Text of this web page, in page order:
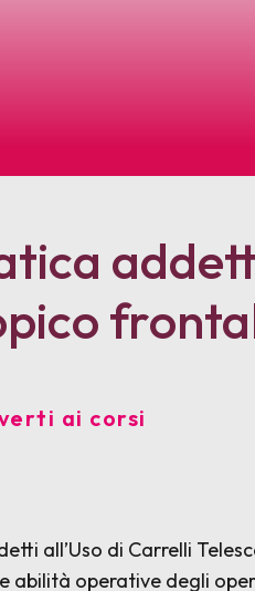
ai corsi
all’Uso di Carrelli
abilità operative degli